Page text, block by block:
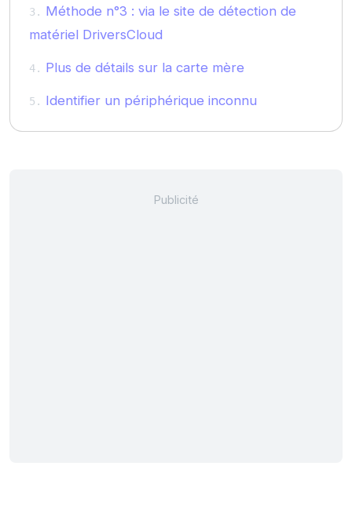
Méthode n°3 : via le site de détection de
matériel DriversCloud
Plus de détails sur la carte mère
Identifier un périphérique inconnu